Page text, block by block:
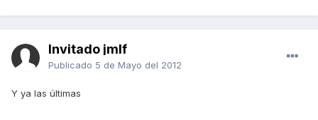
Invitado jmlf
Publicado 5 de Mayo del 2012
Y ya las últimas